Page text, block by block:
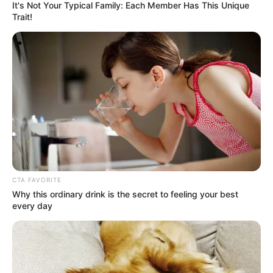
este link
COMPARTIR
ALERTA BOGOTÁ EN GOOGLE NEWS
TEMAS RELACIONADOS
CONCEJAL
MANTÉNGASE EN ALERTA
Tenemos todas las noticias que le
It's Not Your Typical Family: Each Member Has This Unique
Trait!
CTA FAVORITE
Why this ordinary drink is the secret to feeling your best
every day